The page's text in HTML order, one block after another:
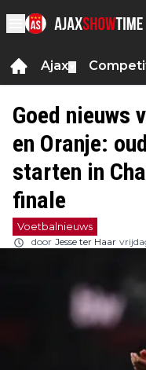
Ajax
Goed nieuws
en Oranje:
starten in
finale
Voetbalnieuws
door Jesse ter Haar